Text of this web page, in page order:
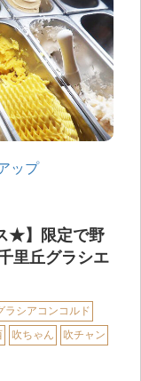
ップ
★】限定で野
里丘グラシエ
ラシアコンコルド
吹ちゃん
吹チャン